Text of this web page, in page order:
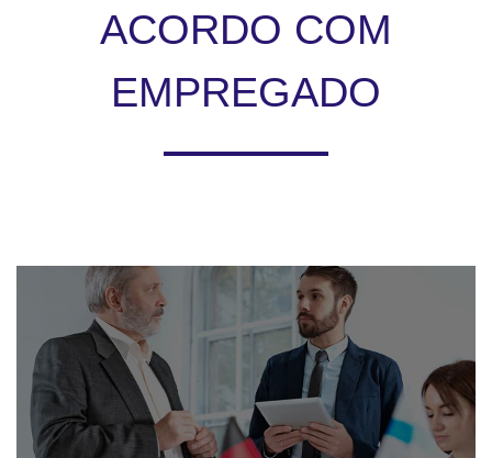
ACORDO COM
EMPREGADO